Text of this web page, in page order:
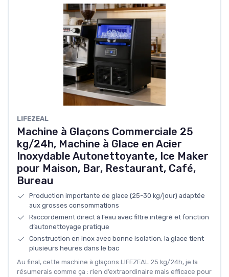
LIFEZEAL
Machine à Glaçons Commerciale 25
kg/24h, Machine à Glace en Acier
Inoxydable Autonettoyante, Ice Maker
pour Maison, Bar, Restaurant, Café,
Bureau
Production importante de glace (25-30 kg/jour) adaptée
aux grosses consommations
Raccordement direct à l’eau avec filtre intégré et fonction
d’autonettoyage pratique
Construction en inox avec bonne isolation, la glace tient
plusieurs heures dans le bac
Au final, cette machine à glaçons LIFEZEAL 25 kg/24h, je la
résumerais comme ça : rien d’extraordinaire mais efficace pour